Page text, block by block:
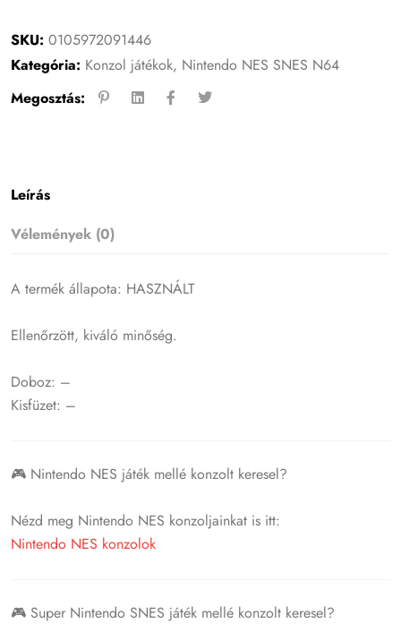
SKU:0105972091446
Kategória: Konzol játékok, Nintendo NES SNES N64
Megosztás:
Leírás
Vélemények (0)
A termék állapota: HASZNÁLT
Ellenőrzött, kiváló minőség.
Doboz: –
Kisfüzet: –
🎮 Nintendo NES játék mellé konzolt keresel?
Nézd meg Nintendo NES konzoljainkat is itt:
Nintendo NES konzolok
🎮 Super Nintendo SNES játék mellé konzolt keresel?